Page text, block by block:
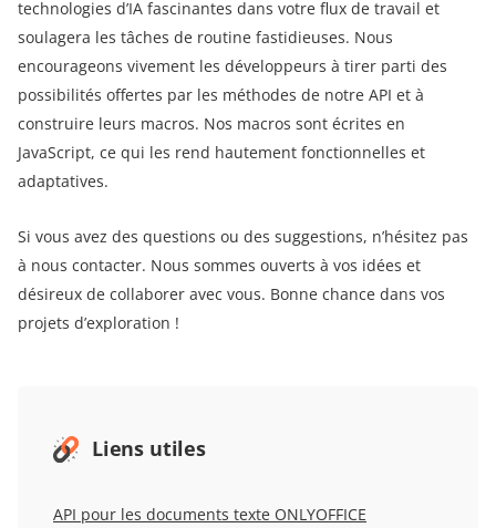
technologies d’IA fascinantes dans votre flux de travail et
soulagera les tâches de routine fastidieuses. Nous
encourageons vivement les développeurs à tirer parti des
possibilités offertes par les méthodes de notre API et à
construire leurs macros. Nos macros sont écrites en
JavaScript, ce qui les rend hautement fonctionnelles et
adaptatives.
Si vous avez des questions ou des suggestions, n’hésitez pas
à nous contacter. Nous sommes ouverts à vos idées et
désireux de collaborer avec vous. Bonne chance dans vos
projets d’exploration !
Liens utiles
API pour les documents texte ONLYOFFICE